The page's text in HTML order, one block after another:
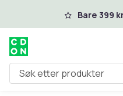
Hopp til Bare 399
Søk etter produkter